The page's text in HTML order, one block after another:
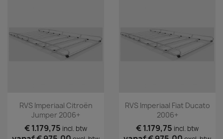
RVS Imperiaal Citroën
Jumper 2006+
€ 1.179,75 incl. btw
RVS Imperiaal Fiat Ducato
2006+
€ 1.179,75 incl. btw